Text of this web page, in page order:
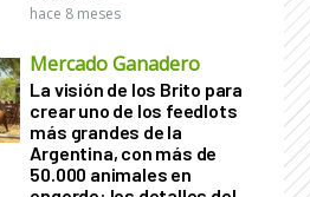
hace 8 meses
Mercado Ganadero
La visión de los Brito para
crear uno de los feedlots
más grandes de la
Argentina, con más de
50.000 animales en